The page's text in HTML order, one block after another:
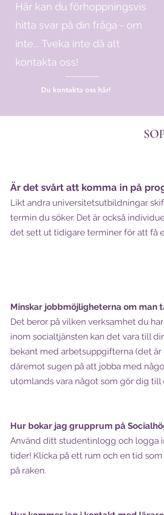
Här kan du förhoppningsvis
hitta svar på din fråga - om
inte... Tveka inte då att
kontakta oss!
Du kontakta oss här!
Är det svårt att komma in på
Likt andra universitetsutbildningar
termin du söker. Det är också
det sett ut tidigare terminer för att få
Minskar jobbmöjligheterna om man
Det beror på vilken verksamhet du
inom socialtjänsten kan det vara till
bekant med arbetsuppgifterna (det
däremot sugen på att jobba med
utomlands vara något som gör dig till
​Hur bokar jag grupprum på
Använd ditt studentinlogg och logga
tider! Klicka på ett rum och en tid
på raken. ​